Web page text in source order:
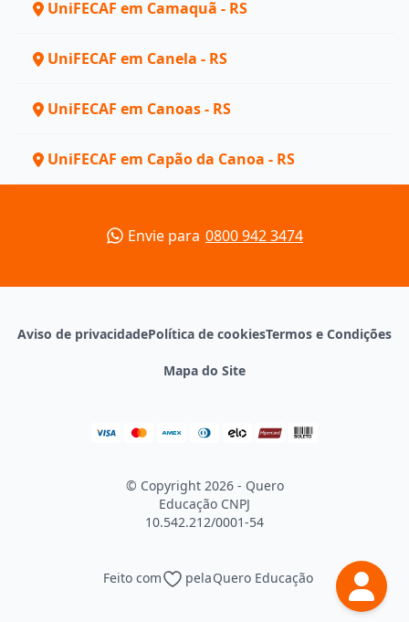
Continuar
UniFECAF em Camaquã - RS
UniFECAF em Canela - RS
UniFECAF em Canoas - RS
UniFECAF em Capão da Canoa - RS
Envie para 0800 942 3474
Aviso de privacidadePolítica de cookiesTermos e Condições
Mapa do Site
© Copyright 2026 - Quero
Educação CNPJ
10.542.212/0001-54
Feito com pelaQuero Educação